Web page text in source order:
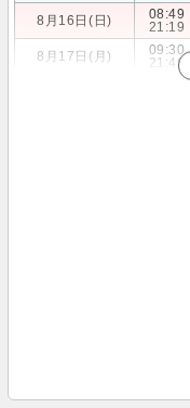
8月16日(日)
08:49
21:19
8月17日(月)
09:30
21:40